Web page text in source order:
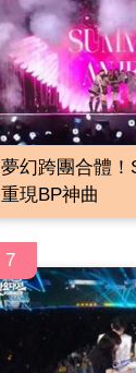
夢幻跨團合體！
重現BP神曲
7